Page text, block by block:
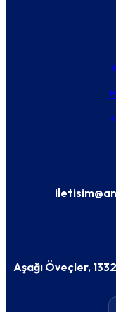
Aşağı Öveçler,